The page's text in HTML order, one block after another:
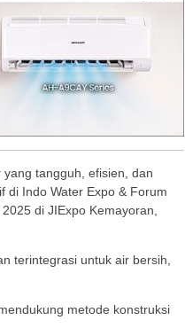
tangguh, efisien, dan
di Indo Water Expo & Forum
di JIExpo Kemayoran,
terintegrasi untuk air bersih,
metode konstruksi